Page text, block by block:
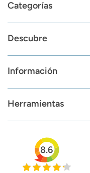
Categorías
Descubre
Información
Herramientas
8.6